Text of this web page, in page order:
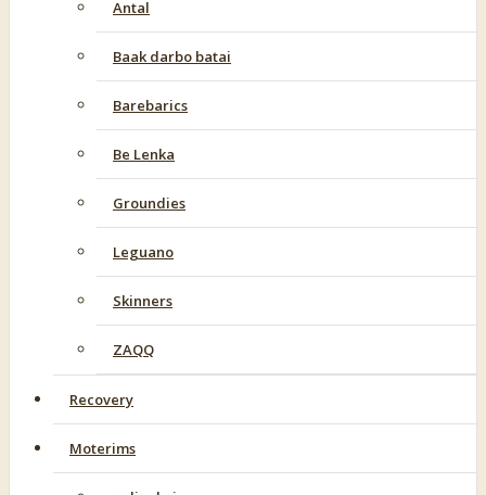
Antal
Baak darbo batai
Barebarics
Be Lenka
Groundies
Leguano
Skinners
ZAQQ
Recovery
Moterims